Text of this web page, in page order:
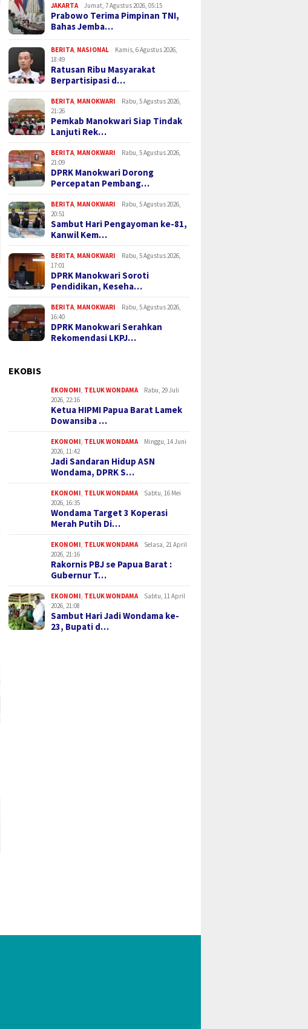
JAKARTA Jumat, 7 Agustus 2026, 05:15
Prabowo Terima Pimpinan TNI,
Bahas Jemba…
BERITA NASIONAL
Kamis, 6 Agustus 2026,
18:49
Ratusan Ribu Masyarakat
Berpartisipasi d…
BERITA MANOKWARI
Rabu, 5 Agustus 2026,
21:26
Pemkab Manokwari Siap Tindak
Lanjuti Rek…
BERITA MANOKWARI
Rabu, 5 Agustus 2026,
21:09
DPRK Manokwari Dorong
Percepatan Pembang…
BERITA MANOKWARI
Rabu, 5 Agustus 2026,
20:51
Sambut Hari Pengayoman ke-81,
Kanwil Kem…
BERITA MANOKWARI
Rabu, 5 Agustus 2026,
17:01
DPRK Manokwari Soroti
Pendidikan, Keseha…
BERITA MANOKWARI
Rabu, 5 Agustus 2026,
16:40
DPRK Manokwari Serahkan
Rekomendasi LKPJ…
EKOBIS
EKONOMI TELUK WONDAMA
Rabu, 29 Juli
2026, 22:16
Ketua HIPMI Papua Barat Lamek
Dowansiba …
EKONOMI TELUK WONDAMA
Minggu, 14 Juni
2026, 11:42
Jadi Sandaran Hidup ASN
Wondama, DPRK S…
EKONOMI TELUK WONDAMA
Sabtu, 16 Mei
2026, 16:35
Wondama Target 3 Koperasi
Merah Putih Di…
EKONOMI TELUK WONDAMA
Selasa, 21 April
2026, 21:16
Rakornis PBJ se Papua Barat :
Gubernur T…
EKONOMI TELUK WONDAMA
Sabtu, 11 April
2026, 21:08
Sambut Hari Jadi Wondama ke-
23, Bupati d…